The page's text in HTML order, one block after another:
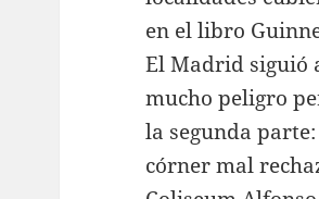
en el libro
El Madrid siguió
mucho peligro
la segunda
córner mal